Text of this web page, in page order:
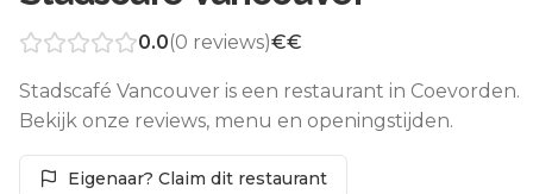
0.0(0 reviews)€€
Stadscafé Vancouver is een restaurant in Coevorden.
Bekijk onze reviews, menu en openingstijden.
Eigenaar? Claim dit restaurant